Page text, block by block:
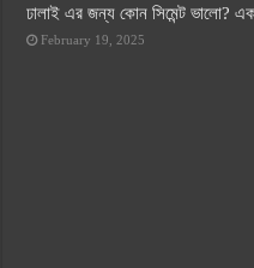
ঢালাই এর জন্য কোন সিমেন্ট ভালো?
February 19, 2025